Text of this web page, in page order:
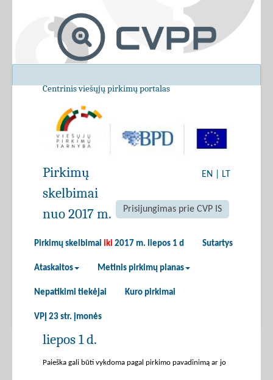
Centrinis viešųjų pirkimų portalas
EN LT
Prisijungimas prie CVP IS
Pirkimų skelbimai iki 2017 m. liepos 1 d Sutartys
Ataskaitos Metinis pirkimų planas
Nepatikimi tiekėjai Kuro pirkimai
VPĮ 23 str. įmonės
Pirkimų
skelbimai
nuo 2017 m.
liepos 1 d.
Paieška gali būti vykdoma pagal pirkimo pavadinimą ar jo